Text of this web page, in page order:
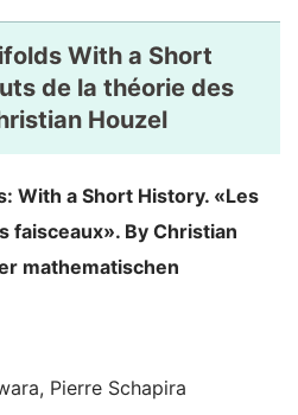
With a Short
de la théorie des
Houzel
With a Short History. «Les
faisceaux». By Christian
mathematischen
Pierre Schapira